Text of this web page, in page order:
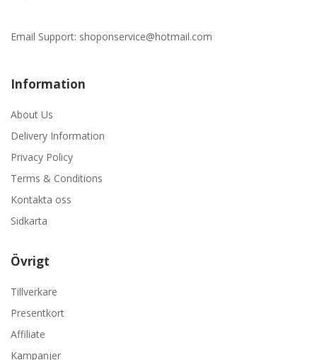
Email Support: shoponservice@hotmail.com
Information
About Us
Delivery Information
Privacy Policy
Terms & Conditions
Kontakta oss
Sidkarta
Övrigt
Tillverkare
Presentkort
Affiliate
Kampanjer